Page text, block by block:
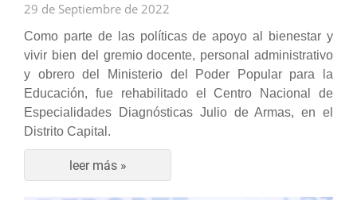
29 de Septiembre de 2022
Como parte de las políticas de apoyo al bienestar y
vivir bien del gremio docente, personal administrativo
y obrero del Ministerio del Poder Popular para la
Educación, fue rehabilitado el Centro Nacional de
Especialidades Diagnósticas Julio de Armas, en el
Distrito Capital.
leer más »